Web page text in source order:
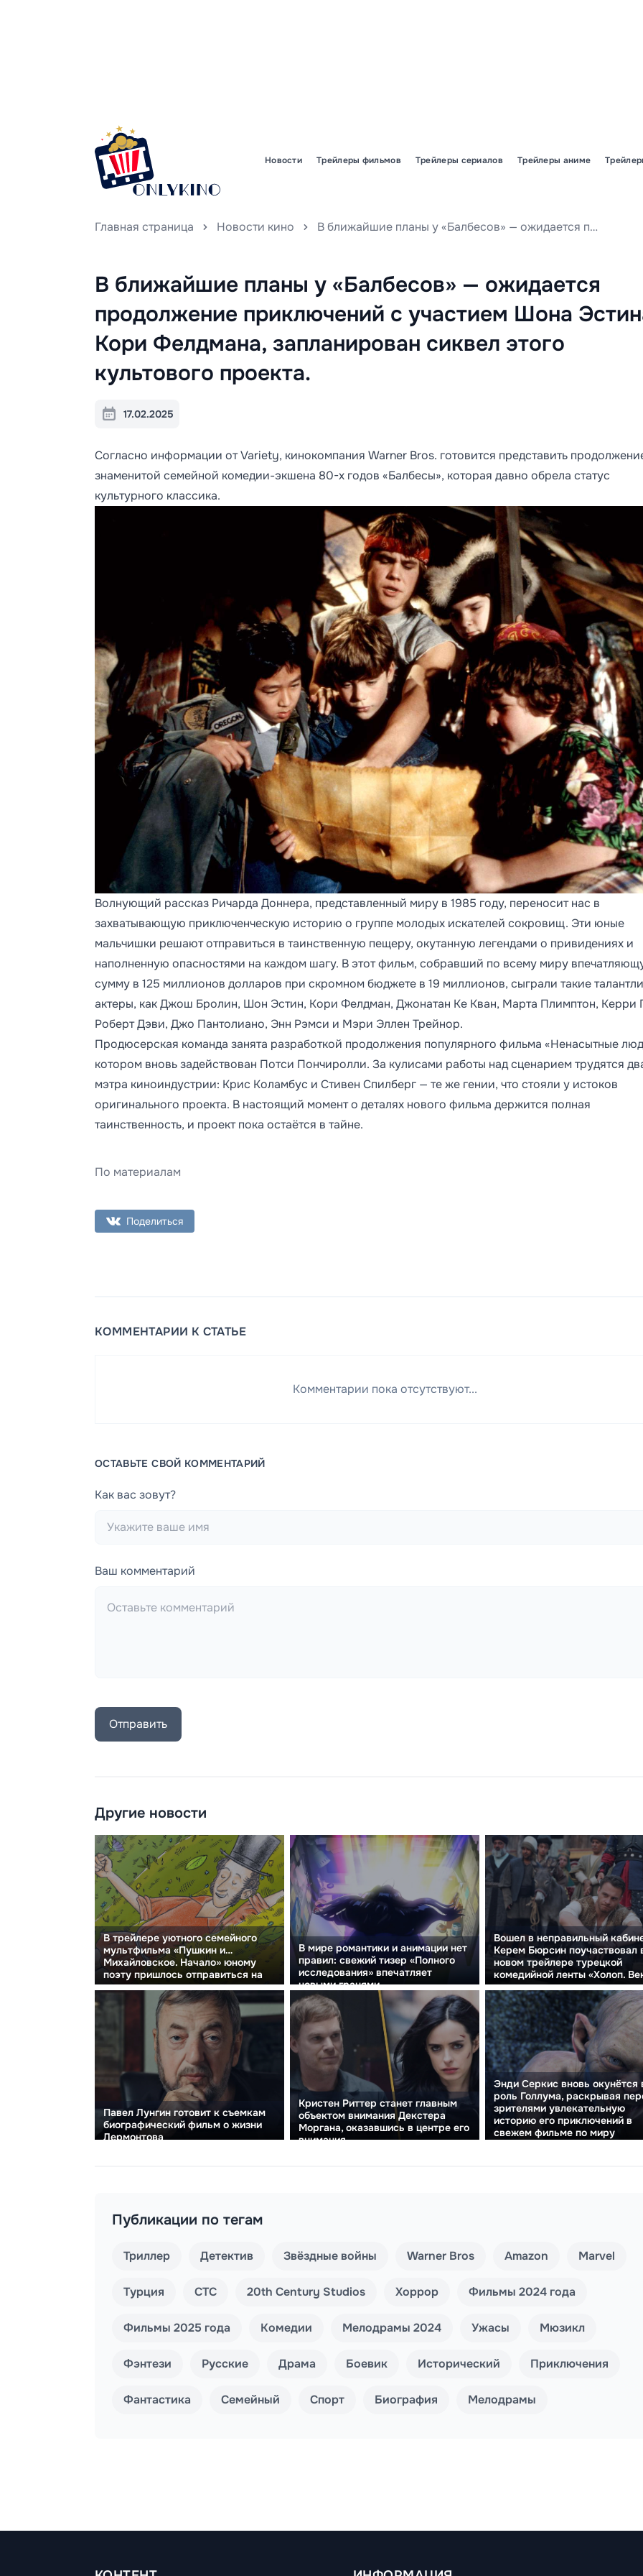
Новости Трейлеры фильмов Трейлеры сериалов Трейлеры аниме
Главная страница Новости кино В ближайшие планы у «Балбесов» — ожидается продолжение приключений с участием Шона Эстина и Кори Фелдмана, запланирован сиквел этого культового проекта.
В ближайшие планы у «Балбесов» — ожидается
продолжение приключений с участием Шона
Кори Фелдмана, запланирован сиквел этого
культового проекта.
17.02.2025
Согласно информации от Variety, кинокомпания Warner Bros. готовится представить
знаменитой семейной комедии-экшена 80-х годов «Балбесы», которая давно обрела статус
культурного классика.
Волнующий рассказ Ричарда Доннера, представленный миру в 1985 году, переносит нас в
захватывающую приключенческую историю о группе молодых искателей сокровищ. Эти юные
мальчишки решают отправиться в таинственную пещеру, окутанную легендами о привидениях и
наполненную опасностями на каждом шагу. В этот фильм, собравший по всему миру
сумму в 125 миллионов долларов при скромном бюджете в 19 миллионов, сыграли такие
актеры, как Джош Бролин, Шон Эстин, Кори Фелдман, Джонатан Ке Кван, Марта Плимптон, Керри
Роберт Дэви, Джо Пантолиано, Энн Рэмси и Мэри Эллен Трейнор.
Продюсерская команда занятa разработкой продолжения популярного фильма «Ненасытные
котором вновь задействован Потси Пончиролли. За кулисами работы над сценарием трудятся
мэтра киноиндустрии: Крис Коламбус и Стивен Спилберг — те же гении, что стояли у истоков
оригинального проекта. В настоящий момент о деталях нового фильма держится полная
таинственность, и проект пока остаётся в тайне.
По материалам
Поделиться
КОММЕНТАРИИ К СТАТЬЕ
Комментарии пока отсутствуют...
ОСТАВЬТЕ СВОЙ КОММЕНТАРИЙ
Как вас зовут?
Ваш комментарий
Отправить
Другие новости
В трейлере уютного семейного
мультфильма «Пушкин и…
Михайловское. Начало» юному
поэту пришлось отправиться на
ссылку.
В мире романтики и анимации нет
правил: свежий тизер «Полного
исследования» впечатляет
новыми гранями.
Вошел в неправильный
Керем Бюрсин поучаствовал
новом трейлере турецкой
комедийной ленты «Холоп.
славы»
Павел Лунгин готовит к съемкам
биографический фильм о жизни
Лермонтова
Кристен Риттер станет главным
объектом внимания Декстера
Моргана, оказавшись в центре его
внимания.
Энди Серкис вновь окунётся
роль Голлума, раскрывая
зрителями увлекательную
историю его приключений в
свежем фильме по миру
«Властелина колец».
Публикации по тегам
Триллер Детектив Звёздные войны Warner Bros Amazon Marvel
Турция СТС 20th Century Studios Хоррор Фильмы 2024 года
Фильмы 2025 года Комедии Мелодрамы 2024 Ужасы Мюзикл
Фэнтези Русские Драма Боевик Исторический Приключения
Фантастика Семейный Спорт Биография Мелодрамы